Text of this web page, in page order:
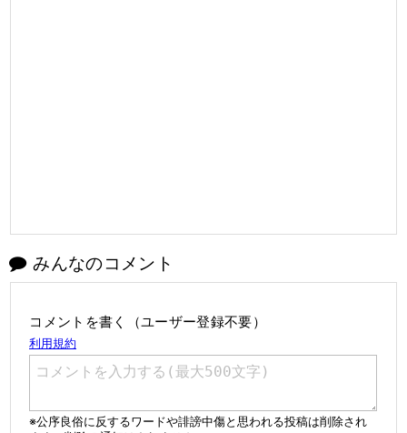
みんなのコメント
コメントを書く（ユーザー登録不要）